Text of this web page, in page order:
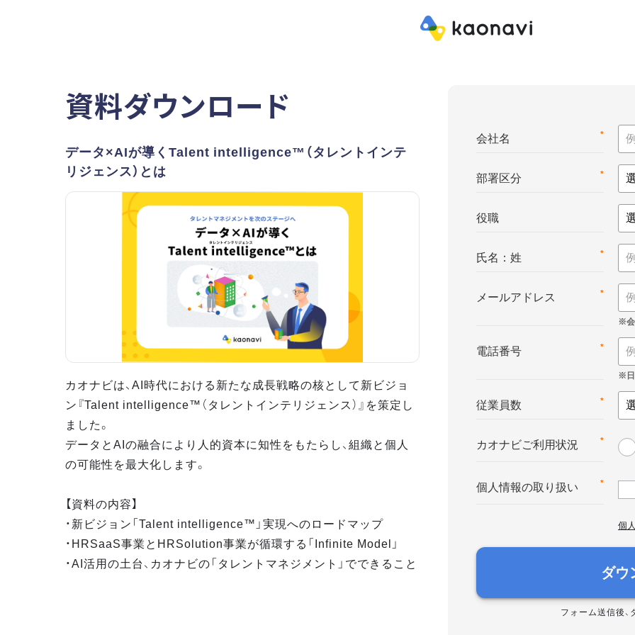
資料ダウンロード
データ×AIが導くTalent intelligence™（タレントインテ
リジェンス）とは
カオナビは、AI時代における新たな成長戦略の核として新ビジョ
ン『Talent intelligence™（タレントインテリジェンス）』を策定し
ました。
データとAIの融合により人的資本に知性をもたらし、組織と個人
の可能性を最大化します。
【資料の内容】
・新ビジョン「Talent intelligence™」実現へのロードマップ
・HRSaaS事業とHRSolution事業が循環する「Infinite Model」
・AI活用の土台、カオナビの「タレントマネジメント」でできること
*
会社名
*
部署区分
役職
*
氏名：姓
*
メールアドレス
*
電話番号
*
従業員数
*
カオナビご利用状況
*
個人情報の取り扱い
個
ダウ
フォーム送信後